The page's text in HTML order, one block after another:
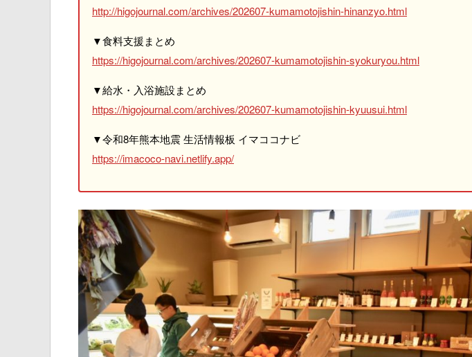
http://higojournal.com/archives/202607-kumamotojishin-hinanzyo.html
▼食料支援まとめ
https://higojournal.com/archives/202607-kumamotojishin-syokuryou.html
▼給水・入浴施設まとめ
https://higojournal.com/archives/202607-kumamotojishin-kyuusui.html
▼令和8年熊本地震 生活情報板 イマココナビ
https://imacoco-navi.netlify.app/